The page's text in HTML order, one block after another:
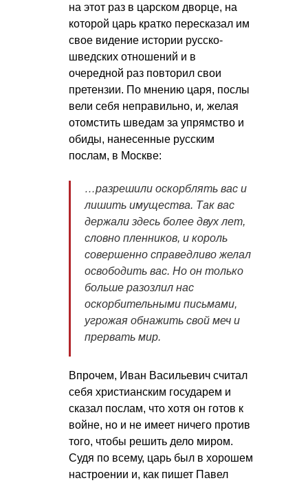
на этот раз в царском дворце, на
которой царь кратко пересказал им
свое видение истории русско-
шведских отношений и в
очередной раз повторил свои
претензии. По мнению царя, послы
вели себя неправильно, и, желая
отомстить шведам за упрямство и
обиды, нанесенные русским
послам, в Москве:
…разрешили оскорблять вас и
лишить имущества. Так вас
держали здесь более двух лет,
словно пленников, и король
совершенно справедливо желал
освободить вас. Но он только
больше разозлил нас
оскорбительными письмами,
угрожая обнажить свой меч и
прервать мир.
Впрочем, Иван Васильевич считал
себя христианским государем и
сказал послам, что хотя он готов к
войне, но и не имеет ничего против
того, чтобы решить дело миром.
Судя по всему, царь был в хорошем
настроении и, как пишет Павел